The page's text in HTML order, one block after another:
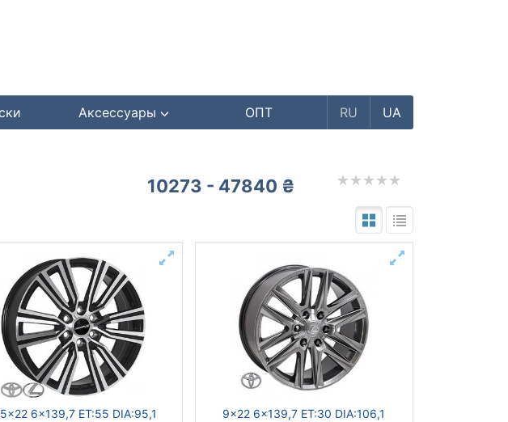
Аксессуары ОПТ RU UA
10273 - 47840 ₴
6x139,7 ET:55 DIA:95,1
9x22 6x139,7 ET:30 DIA:106,1